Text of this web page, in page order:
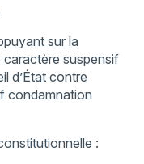
sur la
caractère suspensif
d’État contre
condamnation
: